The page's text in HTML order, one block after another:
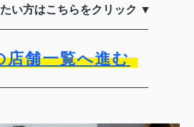
い方はこちらをクリック ▼
店舗一覧へ進む